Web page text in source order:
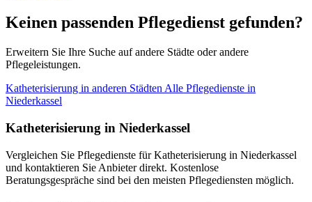
Keinen passenden Pflegedienst gefunden?
Erweitern Sie Ihre Suche auf andere Städte oder andere
Pflegeleistungen.
Katheterisierung in anderen Städten Alle Pflegedienste in
Niederkassel
Katheterisierung in Niederkassel
Vergleichen Sie Pflegedienste für Katheterisierung in Niederkassel
und kontaktieren Sie Anbieter direkt. Kostenlose
Beratungsgespräche sind bei den meisten Pflegediensten möglich.